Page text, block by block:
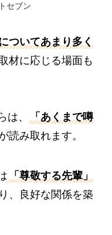
セブン
ついてあまり多く
材に応じる場面も
は、
「あくまで噂
読み取れます。
「尊敬する先輩」
、良好な関係を築